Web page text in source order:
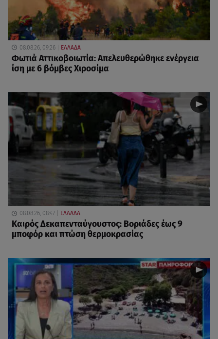
08.08.26, 09:26 ΕΛΛΑΔΑ
Φωτιά Αττικοβοιωτία: Απελευθερώθηκε ενέργεια
ίση με 6 βόμβες Χιροσίμα
08.08.26, 08:47 ΕΛΛΑΔΑ
Καιρός Δεκαπενταύγουστος: Βοριάδες έως 9
μποφόρ και πτώση θερμοκρασίας